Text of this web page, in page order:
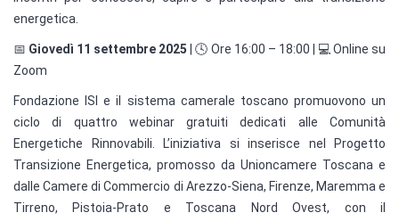
energetica.
📅 Giovedì 11 settembre 2025 | 🕓 Ore 16:00 – 18:00 | 💻 Online su
Zoom
Fondazione ISI e il sistema camerale toscano promuovono un
ciclo di quattro webinar gratuiti dedicati alle Comunità
Energetiche Rinnovabili. L’iniziativa si inserisce nel Progetto
Transizione Energetica, promosso da Unioncamere Toscana e
dalle Camere di Commercio di Arezzo-Siena, Firenze, Maremma e
Tirreno, Pistoia-Prato e Toscana Nord Ovest, con il